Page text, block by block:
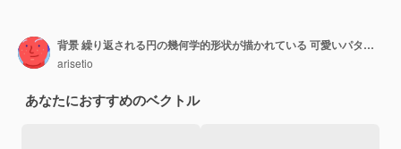
背景 繰り返される円の幾何学的形状が描かれている 可愛いパターン バナーカードのポスターテキストのテンプレート
arisetio
あなたにおすすめのベクトル